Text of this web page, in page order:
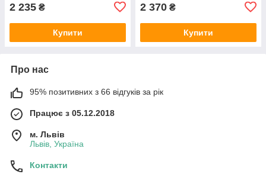
2 235 ₴
Купити
2 370 ₴
Купити
Про нас
95% позитивних з 66 відгуків за рік
Працює з 05.12.2018
м. Львів
Львів, Україна
Контакти